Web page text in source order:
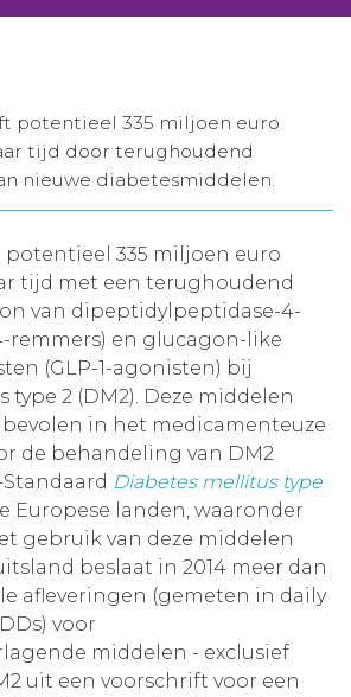
Inloggen
leeromgeving
potentieel 335 miljoen euro
tijd door terughoudend
nieuwe diabetesmiddelen.
potentieel 335 miljoen euro
tijd met een terughoudend
van dipeptidylpeptidase-4-
remmers) en glucagon-like
(GLP-1-agonisten) bij
2 (DM2). Deze middelen
in het medicamenteuze
de behandeling van DM2
Diabetes mellitus type
Europese landen, waaronder
gebruik van deze middelen
beslaat in 2014 meer dan
afleveringen (gemeten in daily
voor
middelen - exclusief
uit een voorschrift voor een